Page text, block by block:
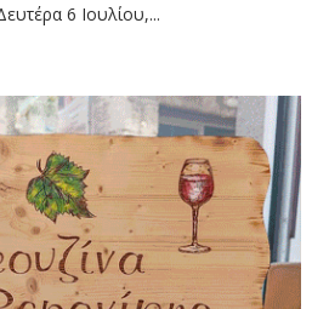
6 Ιουλίου,...